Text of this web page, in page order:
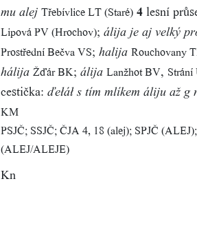
mu alej Třebívlice LT (Staré) 4 lesní
Lipová PV (Hrochov); álija je aj velký
Prostřední Bečva VS; halija Rouchovany
hálija Žďár BK; álija Lanžhot BV, Strání
cestička: ďełáł s tím mlíkem áliju až g
KM
PSJČ; SSJČ; ČJA 4, 18 (alej); SPJČ
(ALEJ/ALEJE)
Kn